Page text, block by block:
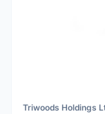
Triwoods Holdings